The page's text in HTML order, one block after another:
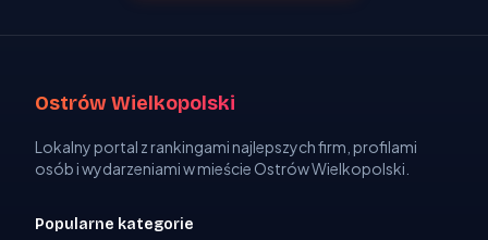
Ostrów Wielkopolski
Lokalny portal z rankingami najlepszych firm, profilami
osób i wydarzeniami w mieście Ostrów Wielkopolski.
Popularne kategorie